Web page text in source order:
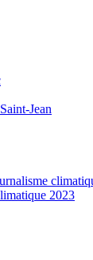
Jean
2023